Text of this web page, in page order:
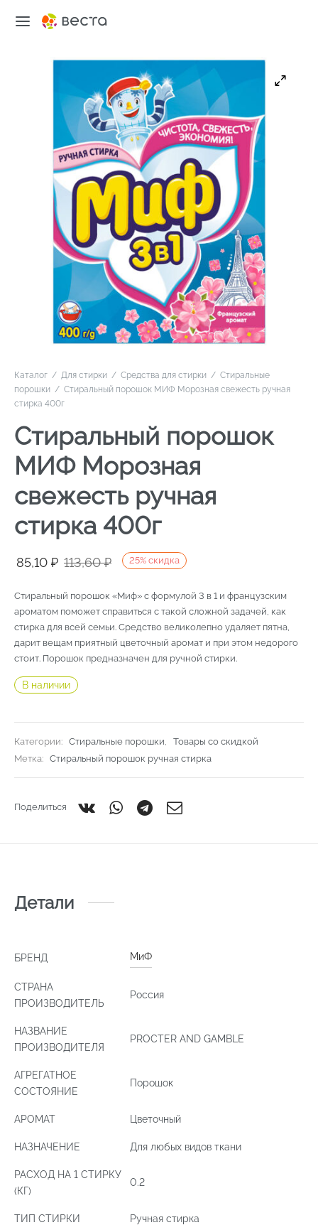
Каталог / Для стирки / Средства для стирки / Стиральные
порошки / Стиральный порошок МИФ Морозная свежесть ручная
стирка 400г
Стиральный порошок
МИФ Морозная
свежесть ручная
стирка 400г
25% скидка
113,60₽
Первоначальная
составляла
113,60 ₽.
85,10 ₽
Текущая
85,10 ₽.
Стиральный порошок «Миф» с формулой 3 в 1 и французским
ароматом поможет справиться с такой сложной задачей, как
стирка для всей семьи. Средство великолепно удаляет пятна,
дарит вещам приятный цветочный аромат и при этом недорого
стоит. Порошок предназначен для ручной стирки.
В наличии
Категории: Стиральные порошки,
Товары со скидкой
Метка: Стиральный порошок ручная стирка
Поделиться
Детали
БРЕНД МиФ
СТРАНА
ПРОИЗВОДИТЕЛЬ
Россия
НАЗВАНИЕ
ПРОИЗВОДИТЕЛЯ
PROCTER AND GAMBLE
АГРЕГАТНОЕ
СОСТОЯНИЕ
Порошок
АРОМАТ Цветочный
НАЗНАЧЕНИЕ Для любых видов ткани
РАСХОД НА 1 СТИРКУ
(КГ)
0.2
ТИП СТИРКИ Ручная стирка